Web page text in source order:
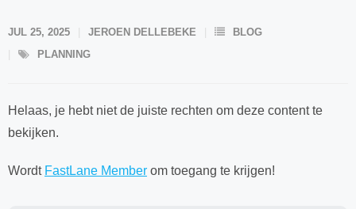
JUL 25, 2025 JEROEN DELLEBEKE
BLOG
PLANNING
Helaas, je hebt niet de juiste rechten om deze content te
bekijken.
Wordt FastLane Member om toegang te krijgen!